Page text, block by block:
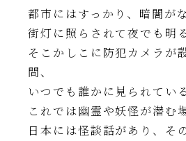
都市にはすっかり、暗闇が
街灯に照らされて夜でも明
そこかしこに防犯カメラが
間、
いつでも誰かに見られている
これでは幽霊や妖怪が潜む
日本には怪談話があり、そ